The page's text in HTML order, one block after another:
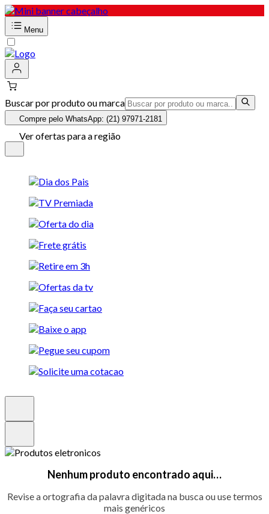
Menu
Buscar por produto ou marca
Compre pelo WhatsApp: (21) 97971-2181
Ver ofertas para a região
Nenhum produto encontrado aqui…
Revise a ortografia da palavra digitada na busca ou use termos
mais genéricos